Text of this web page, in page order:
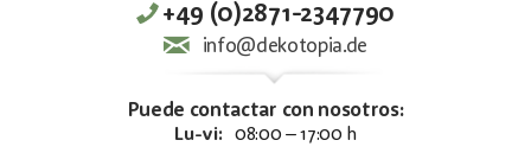
+49 (0)2871-2347790
info@dekotopia.de
Puede contactar con nosotros:
Lu-vi: 08:00 – 17:00 h